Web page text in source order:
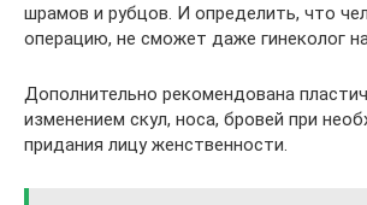
шрамов и рубцов. И определить, что
операцию, не сможет даже гинеколог
Дополнительно рекомендована
изменением скул, носа, бровей при
придания лицу женственности.